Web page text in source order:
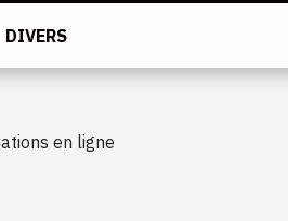
DIVERS
en ligne